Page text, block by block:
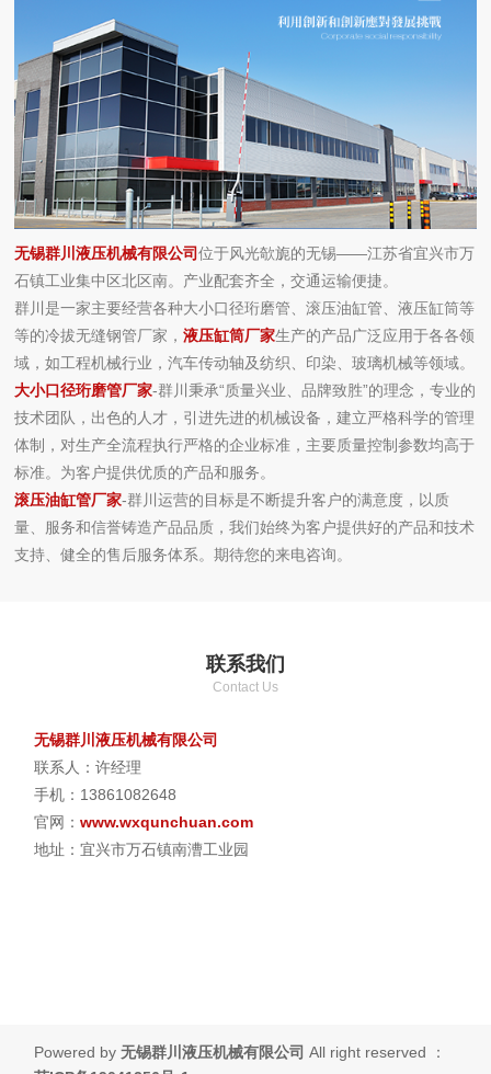
无锡群川液压机械有限公司位于风光欹旎的无锡——江苏省宜兴市万
石镇工业集中区北区南。产业配套齐全，交通运输便捷。
群川是一家主要经营各种大小口径珩磨管、滚压油缸管、液压缸筒等
等的冷拔无缝钢管厂家，液压缸筒厂家生产的产品广泛应用于各各领
域，如工程机械行业，汽车传动轴及纺织、印染、玻璃机械等领域。
大小口径珩磨管厂家-群川秉承“质量兴业、品牌致胜”的理念，专业的
技术团队，出色的人才，引进先进的机械设备，建立严格科学的管理
体制，对生产全流程执行严格的企业标准，主要质量控制参数均高于
标准。为客户提供优质的产品和服务。
滚压油缸管厂家-群川运营的目标是不断提升客户的满意度，以质
量、服务和信誉铸造产品品质，我们始终为客户提供好的产品和技术
支持、健全的售后服务体系。期待您的来电咨询。
联系我们
Contact Us
无锡群川液压机械有限公司
联系人：许经理
手机：13861082648
官网：www.wxqunchuan.com
地址：宜兴市万石镇南漕工业园
Powered by无锡群川液压机械有限公司 All right reserved ：